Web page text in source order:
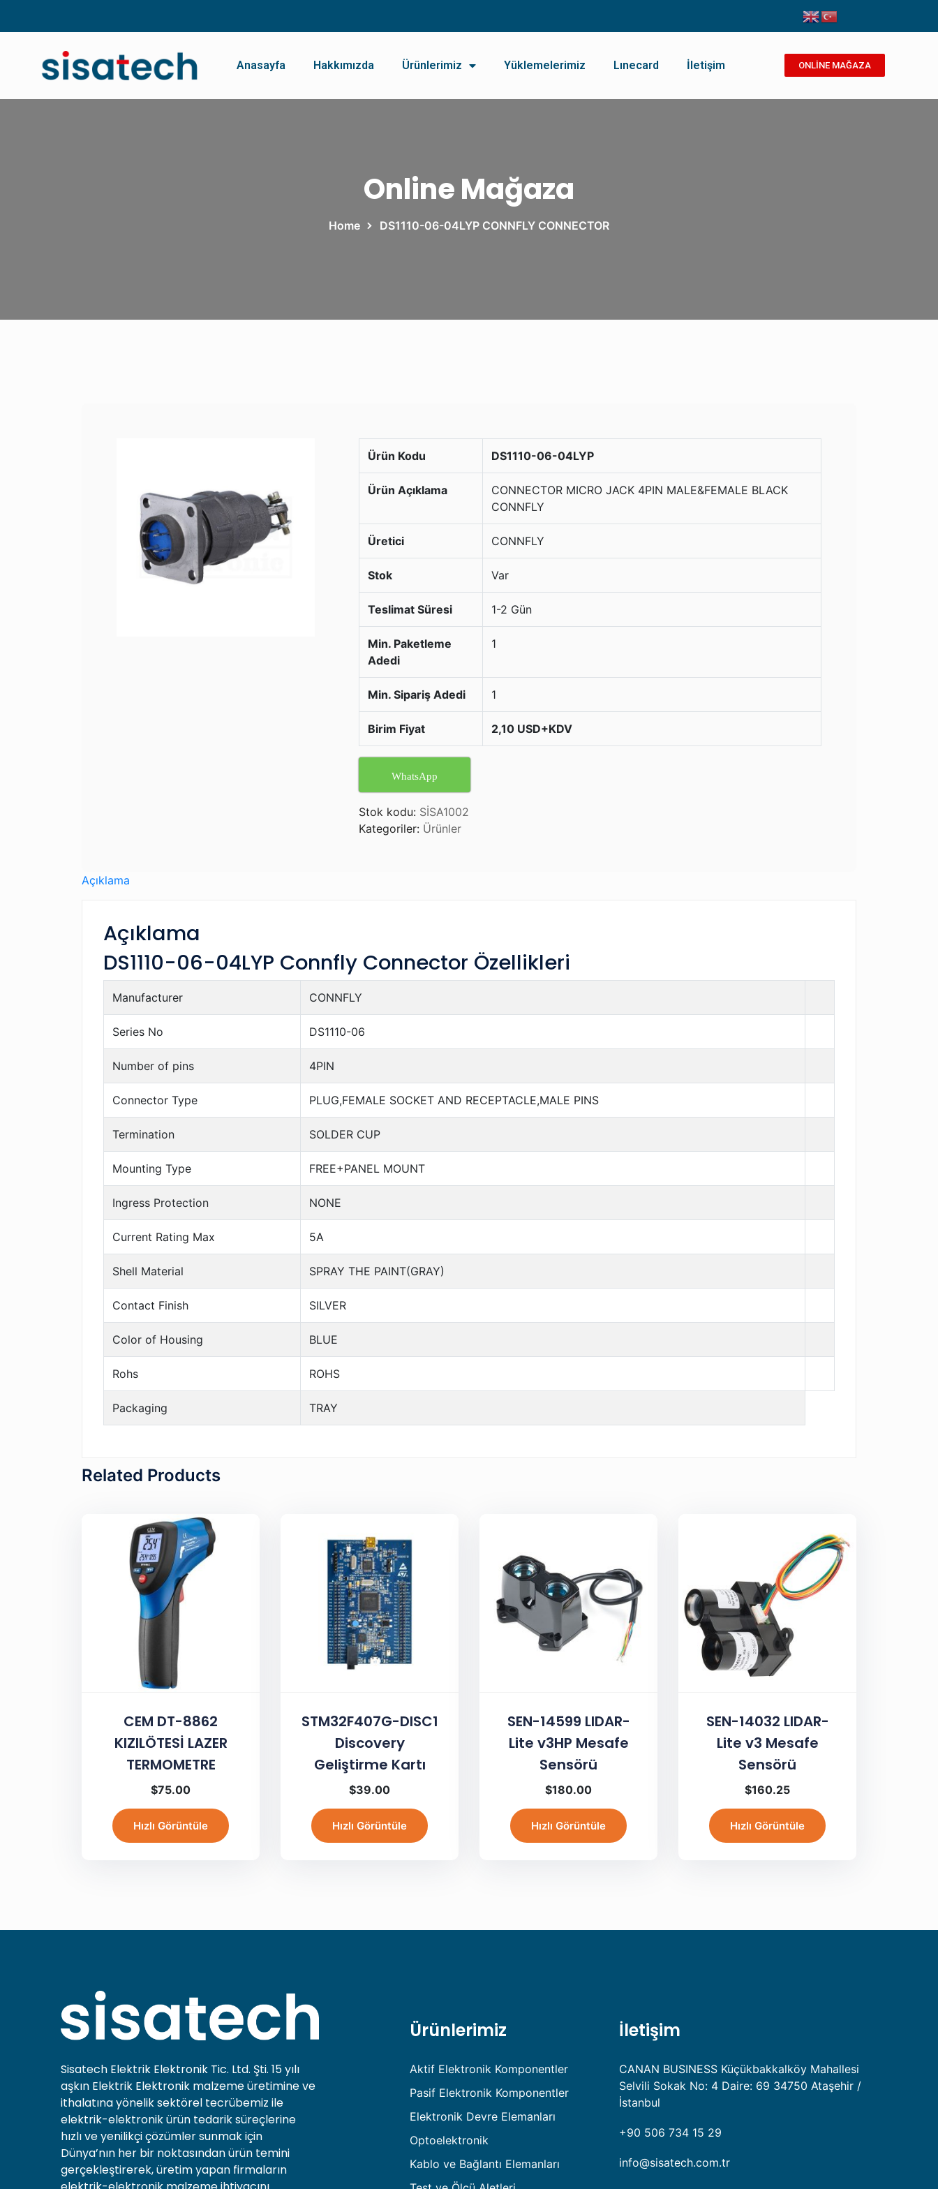
Anasayfa Hakkımızda Ürünlerimiz Yüklemelerimiz Lınecard İletişim ONLİNE MAĞAZA
Online Mağaza
Home DS1110-06-04LYP CONNFLY CONNECTOR
Ürün Kodu DS1110-06-04LYP
Ürün Açıklama
CONNECTOR MICRO JACK 4PIN MALE&FEMALE BLACK
CONNFLY
Üretici CONNFLY
Stok Var
Teslimat Süresi 1-2 Gün
Min. Paketleme
Adedi
1
Min. Sipariş Adedi 1
Birim Fiyat 2,10 USD+KDV
WhatsApp
Stok kodu: SİSA1002
Kategoriler: Ürünler
Açıklama
Açıklama
DS1110-06-04LYP Connfly Connector Özellikleri
Manufacturer CONNFLY
Series No DS1110-06
Number of pins 4PIN
Connector Type PLUG,FEMALE SOCKET AND RECEPTACLE,MALE PINS
Termination SOLDER CUP
Mounting Type FREE+PANEL MOUNT
Ingress Protection NONE
Current Rating Max 5A
Shell Material SPRAY THE PAINT(GRAY)
Contact Finish SILVER
Color of Housing BLUE
Rohs ROHS
Packaging TRAY
Related Products
CEM DT-8862
KIZILÖTESİ LAZER
TERMOMETRE
$75.00
Hızlı Görüntüle
STM32F407G-DISC1
Discovery
Geliştirme Kartı
$39.00
Hızlı Görüntüle
SEN-14599 LIDAR-
Lite v3HP Mesafe
Sensörü
$180.00
Hızlı Görüntüle
SEN-14032 LIDAR-
Lite v3 Mesafe
Sensörü
$160.25
Hızlı Görüntüle
Sisatech Elektrik Elektronik Tic. Ltd. Şti. 15 yılı
aşkın Elektrik Elektronik malzeme üretimine ve
ithalatına yönelik sektörel tecrübemiz ile
elektrik-elektronik ürün tedarik süreçlerine
hızlı ve yenilikçi çözümler sunmak için
Dünya’nın her bir noktasından ürün temini
gerçekleştirerek, üretim yapan firmaların
Ürünlerimiz
Aktif Elektronik Komponentler
Pasif Elektronik Komponentler
Elektronik Devre Elemanları
Optoelektronik
Kablo ve Bağlantı Elemanları
İletişim
CANAN BUSINESS Küçükbakkalköy Mahallesi
Selvili Sokak No: 4 Daire: 69 34750 Ataşehir /
İstanbul
+90 506 734 15 29
info@sisatech.com.tr